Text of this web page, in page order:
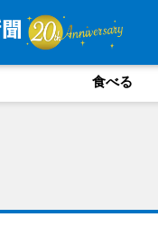
食べる